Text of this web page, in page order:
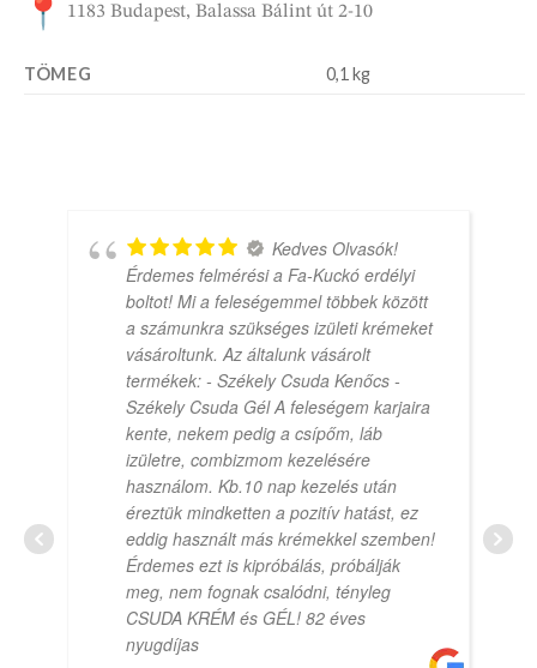
1183 Budapest, Balassa Bálint út 2-10
TÖMEG 0,1 kg
Kedves Olvasók!
Érdemes felmérési a Fa-Kuckó erdélyi
boltot! Mi a feleségemmel többek között
a számunkra szükséges izületi krémeket
vásároltunk. Az általunk vásárolt
termékek: - Székely Csuda Kenőcs -
Székely Csuda Gél A feleségem karjaira
kente, nekem pedig a csípőm, láb
izületre, combizmom kezelésére
használom. Kb.10 nap kezelés után
éreztük mindketten a pozitív hatást, ez
eddig használt más krémekkel szemben!
Érdemes ezt is kipróbálás, próbálják
meg, nem fognak csalódni, tényleg
CSUDA KRÉM és GÉL! 82 éves
nyugdíjas